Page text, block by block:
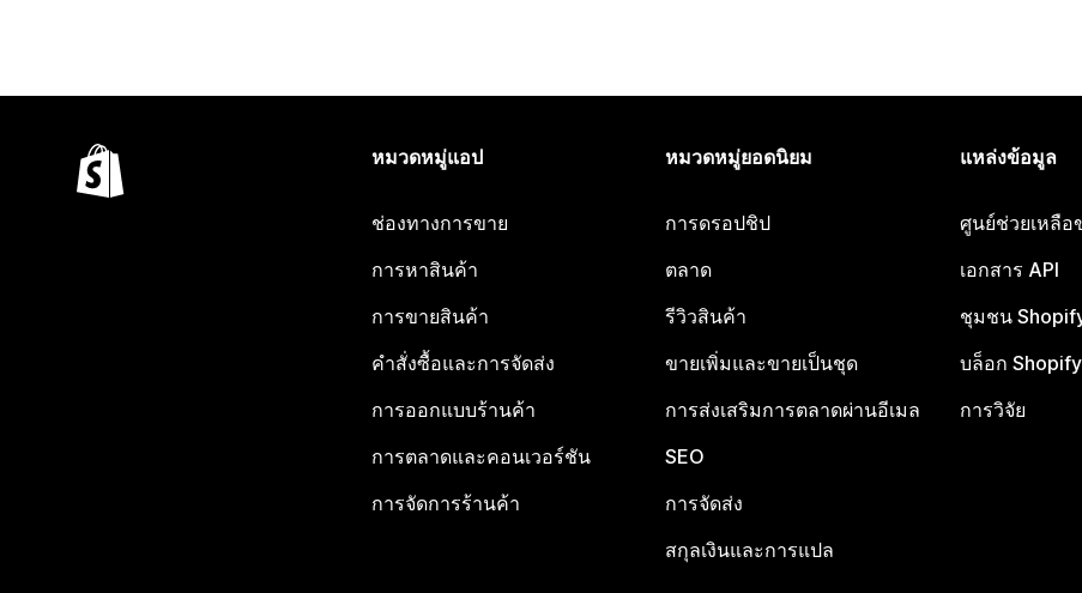
หมวดหมู่แอป
ช่องทางการขาย
การหาสินค้า
การขายสินค้า
คำสั่งซื้อและการจัดส่ง
การออกแบบร้านค้า
การตลาดและคอนเวอร์ชัน
การจัดการร้านค้า
หมวดหมู่ยอดนิยม
การดรอปชิป
ตลาด
รีวิวสินค้า
ขายเพิ่มและขายเป็นชุด
การส่งเสริมการตลาดผ่านอีเมล
SEO
การจัดส่ง
สกุลเงินและการแปล
แหล่งข้อมูล
ศูนย์ช่วยเหลือ
เอกสาร API
ชุมชน
บล็อก Shopify
การวิจัย